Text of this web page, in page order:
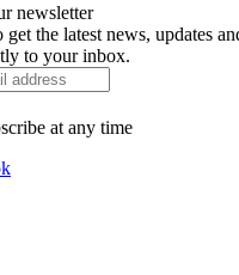
newsletter
get the latest news, updates
to your inbox.
at any time